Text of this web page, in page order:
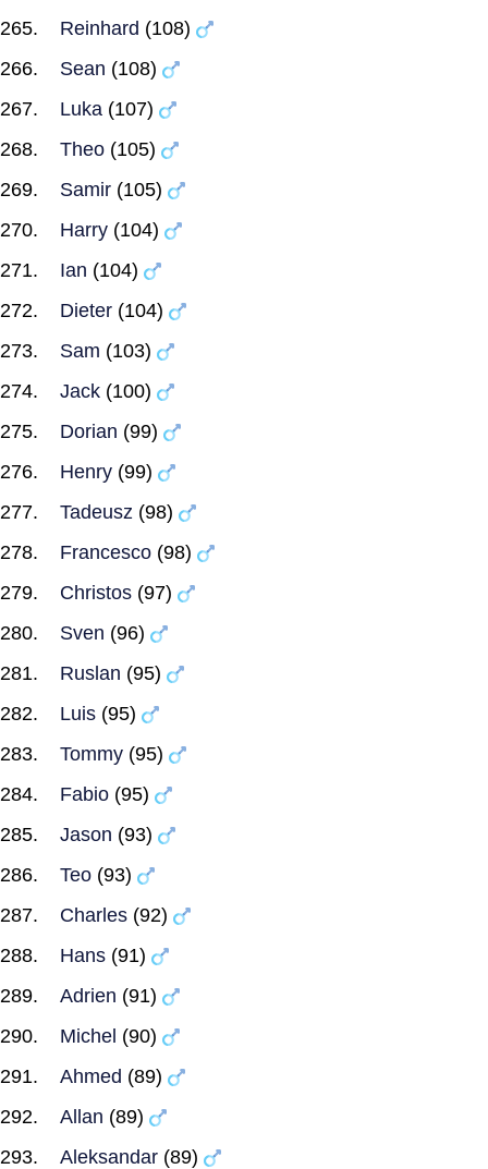
Reinhard (108)
Sean (108)
Luka (107)
Theo (105)
Samir (105)
Harry (104)
Ian (104)
Dieter (104)
Sam (103)
Jack (100)
Dorian (99)
Henry (99)
Tadeusz (98)
Francesco (98)
Christos (97)
Sven (96)
Ruslan (95)
Luis (95)
Tommy (95)
Fabio (95)
Jason (93)
Teo (93)
Charles (92)
Hans (91)
Adrien (91)
Michel (90)
Ahmed (89)
Allan (89)
Aleksandar (89)